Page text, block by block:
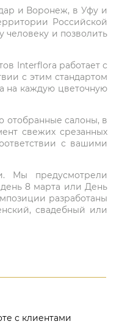
и Воронеж, в Уфу и
Российской
человеку и позволить
Interflora работает с
с этим стандартом
на каждую цветочную
отобранные салоны, в
свежих срезанных
с вашими
Мы предусмотрели
8 марта или День
разработаны
свадебный или
с клиентами